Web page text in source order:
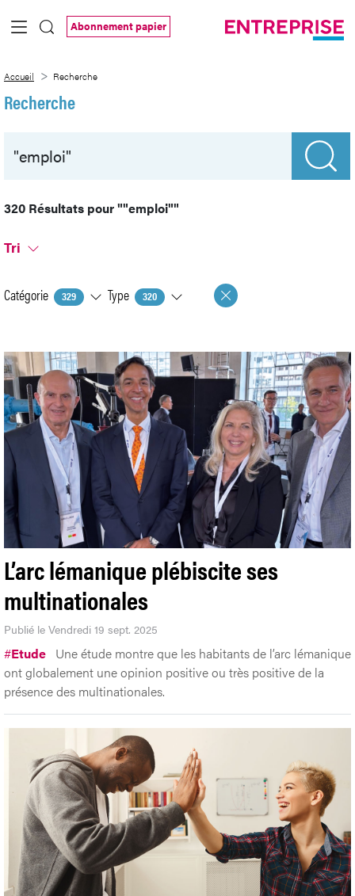
Saut au contenu principal
Abonnement papier
Accueil Recherche
Recherche
320 Résultats pour""emploi""
Tri
Catégorie 329 Type 320
L’arc lémanique plébiscite ses
multinationales
Publié le Vendredi 19 sept. 2025
#Etude Une étude montre que les habitants de l’arc lémanique
ont globalement une opinion positive ou très positive de la
présence des multinationales.